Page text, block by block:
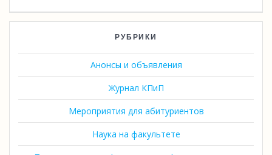
РУБРИКИ
Анонсы и объявления
Журнал КПиП
Мероприятия для абитуриентов
Наука на факультете